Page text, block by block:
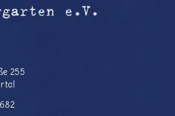
255